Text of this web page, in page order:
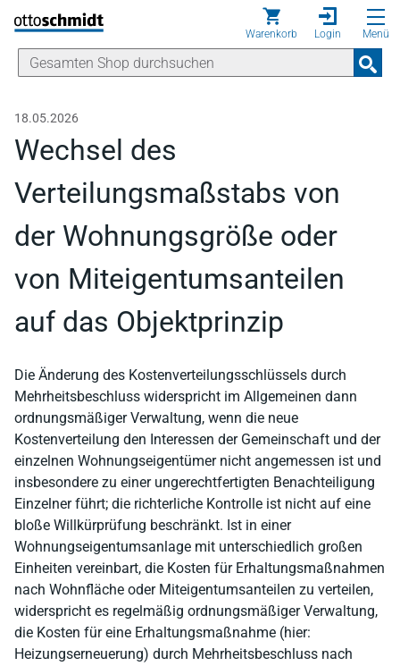
Direkt zum Inhalt
Warenkorb Login Menü
18.05.2026
Wechsel des
Verteilungsmaßstabs von
der Wohnungsgröße oder
von Miteigentumsanteilen
auf das Objektprinzip
Die Änderung des Kostenverteilungsschlüssels durch
Mehrheitsbeschluss widerspricht im Allgemeinen dann
ordnungsmäßiger Verwaltung, wenn die neue
Kostenverteilung den Interessen der Gemeinschaft und der
einzelnen Wohnungseigentümer nicht angemessen ist und
insbesondere zu einer ungerechtfertigten Benachteiligung
Einzelner führt; die richterliche Kontrolle ist nicht auf eine
bloße Willkürprüfung beschränkt. Ist in einer
Wohnungseigentumsanlage mit unterschiedlich großen
Einheiten vereinbart, die Kosten für Erhaltungsmaßnahmen
nach Wohnfläche oder Miteigentumsanteilen zu verteilen,
widerspricht es regelmäßig ordnungsmäßiger Verwaltung,
die Kosten für eine Erhaltungsmaßnahme (hier:
Heizungserneuerung) durch Mehrheitsbeschluss nach